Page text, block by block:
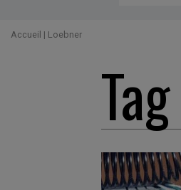
Accueil | Loebner